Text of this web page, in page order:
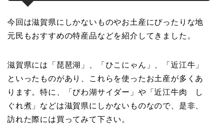
今回は滋賀県にしかないものやお土産にぴったりな地
元民もおすすめの特産品などを紹介してきました。
滋賀県には「琵琶湖」、「ひこにゃん」、「近江牛」
といったものがあり、これらを使ったお土産が多くあ
ります。特に、「びわ湖サイダー」や「近江牛肉 し
ぐれ煮」などは滋賀県にしかないものなので、是非、
訪れた際には買ってみて下さい。